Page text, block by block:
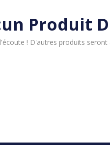
Produit
! D'autres produits